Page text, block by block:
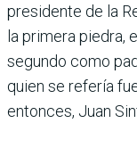
presidente de la
la primera piedra,
segundo como
quien se refe­ría
entonces, Juan